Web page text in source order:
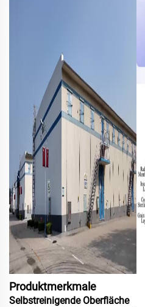
Produktmerkmale
Selbstreinigende Oberfläche